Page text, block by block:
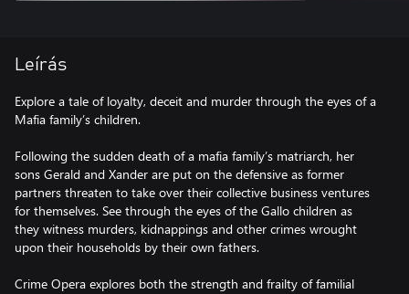
Leírás
Explore a tale of loyalty, deceit and murder through the eyes of a
Mafia family’s children.
Following the sudden death of a mafia family’s matriarch, her
sons Gerald and Xander are put on the defensive as former
partners threaten to take over their collective business ventures
for themselves. See through the eyes of the Gallo children as
they witness murders, kidnappings and other crimes wrought
upon their households by their own fathers.
Crime Opera explores both the strength and frailty of familial